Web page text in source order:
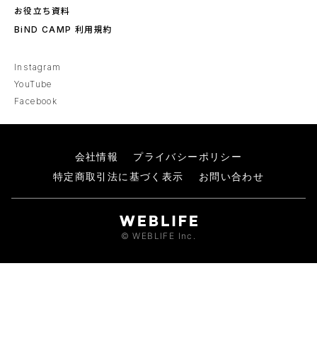
お役立ち資料
BiND CAMP 利用規約
Instagram
YouTube
Facebook
会社情報
プライバシーポリシー
特定商取引法に基づく表示
お問い合わせ
© WEBLIFE Inc.